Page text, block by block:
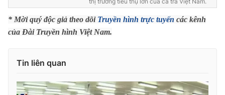
Chuyên mục khác
Emagazine Podcast
Video Shorts video
* Mời quý độc giả theo dõi Truyền hình trực tuyến các kênh
của Đài Truyền hình Việt Nam.
Tin liên quan